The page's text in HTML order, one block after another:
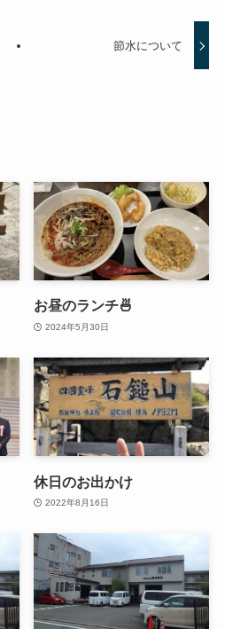
節水について
お昼のランチ🍜
2024年5月30日
休日のお出かけ
2022年8月16日